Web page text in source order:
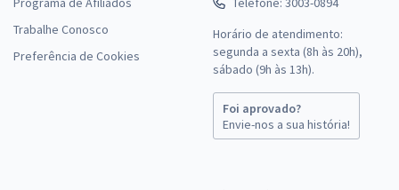
Trabalhe Conosco
Preferência de Cookies
Horário de atendimento:
segunda a sexta (8h às 20h),
sábado (9h às 13h).
Foi aprovado?
Envie-nos a sua história!